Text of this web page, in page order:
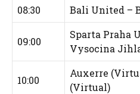
08:30 Bali United –
09:00
Sparta Praha
Vysocina
10:00
Auxerre
(Virtual)